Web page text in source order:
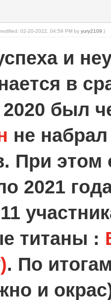
02-20-2022, 04:59 PM by yury2109 .)
и
в
2020 был
не
При этом
2021
титаны :
. По
и